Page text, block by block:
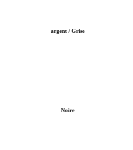
argent / Grise
Noire